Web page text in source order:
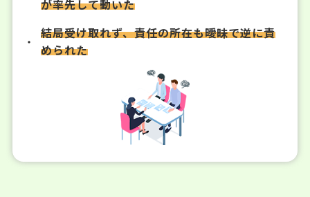
が率先して動いた
結局受け取れず、責任の所在も曖昧で逆に責
められた